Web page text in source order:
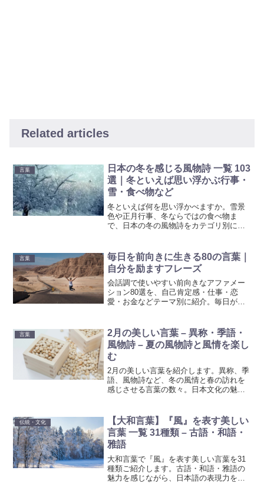
Related articles
言葉
日本の冬を感じる風物詩 一覧 103
選｜冬といえば思い浮かぶ行事・
雪・食べ物など
冬といえば何を思い浮かべますか。雪景
色や正月行事、冬ならではの食べ物ま
で、日本の冬の風物詩をカテゴリ別に紹
言葉
毎日を前向きに生きる80の言葉｜
自分を励ますフレーズ
会話調で使いやすい前向きなアファメー
ション80選を、自己肯定感・仕事・恋
愛・お金などテーマ別に紹介。毎日が変
言葉
2月の美しい言葉 – 異称・季語・
風物詩 – 夏の風物詩と風情を楽し
む
2月の美しい言葉を紹介します。異称、季
語、風物詩など、冬の風情と春の訪れを
感じさせる言葉の数々。日本文化の魅力
伝統・文化
【大和言葉】『風』を表す美しい
言葉 一覧 31種類 – 古語・和語・
雅語
大和言葉で『風』を表す美しい言葉を31
種類ご紹介します。古語・和語・雅語の
魅力を感じながら、日本語の表現力を高